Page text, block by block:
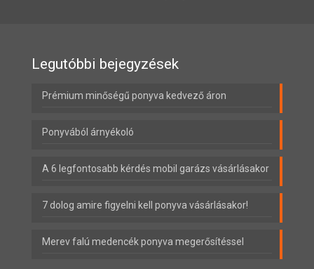
Legutóbbi bejegyzések
Prémium minőségű ponyva kedvező áron
Ponyvából árnyékoló
A 6 legfontosabb kérdés mobil garázs vásárlásakor
7 dolog amire figyelni kell ponyva vásárlásakor!
Merev falú medencék ponyva megerősítéssel